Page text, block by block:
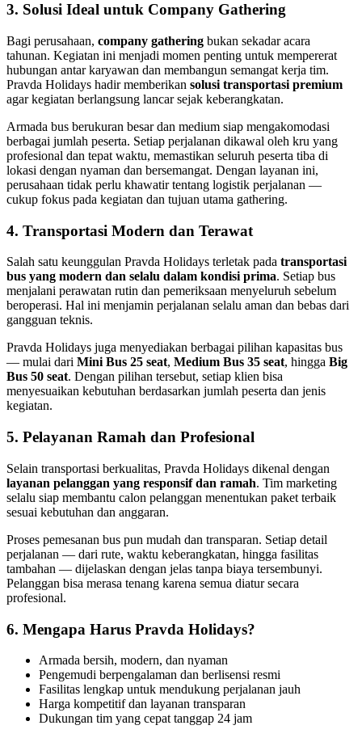
3. Solusi Ideal untuk Company Gathering
Bagi perusahaan, company gathering bukan sekadar acara
tahunan. Kegiatan ini menjadi momen penting untuk mempererat
hubungan antar karyawan dan membangun semangat kerja tim.
Pravda Holidays hadir memberikan solusi transportasi premium
agar kegiatan berlangsung lancar sejak keberangkatan.
Armada bus berukuran besar dan medium siap mengakomodasi
berbagai jumlah peserta. Setiap perjalanan dikawal oleh kru yang
profesional dan tepat waktu, memastikan seluruh peserta tiba di
lokasi dengan nyaman dan bersemangat. Dengan layanan ini,
perusahaan tidak perlu khawatir tentang logistik perjalanan —
cukup fokus pada kegiatan dan tujuan utama gathering.
4. Transportasi Modern dan Terawat
Salah satu keunggulan Pravda Holidays terletak pada transportasi
bus yang modern dan selalu dalam kondisi prima. Setiap bus
menjalani perawatan rutin dan pemeriksaan menyeluruh sebelum
beroperasi. Hal ini menjamin perjalanan selalu aman dan bebas dari
gangguan teknis.
Pravda Holidays juga menyediakan berbagai pilihan kapasitas bus
— mulai dari Mini Bus 25 seat, Medium Bus 35 seat, hingga Big
Bus 50 seat. Dengan pilihan tersebut, setiap klien bisa
menyesuaikan kebutuhan berdasarkan jumlah peserta dan jenis
kegiatan.
5. Pelayanan Ramah dan Profesional
Selain transportasi berkualitas, Pravda Holidays dikenal dengan
layanan pelanggan yang responsif dan ramah. Tim marketing
selalu siap membantu calon pelanggan menentukan paket terbaik
sesuai kebutuhan dan anggaran.
Proses pemesanan bus pun mudah dan transparan. Setiap detail
perjalanan — dari rute, waktu keberangkatan, hingga fasilitas
tambahan — dijelaskan dengan jelas tanpa biaya tersembunyi.
Pelanggan bisa merasa tenang karena semua diatur secara
profesional.
6. Mengapa Harus Pravda Holidays?
Armada bersih, modern, dan nyaman
Pengemudi berpengalaman dan berlisensi resmi
Fasilitas lengkap untuk mendukung perjalanan jauh
Harga kompetitif dan layanan transparan
Dukungan tim yang cepat tanggap 24 jam